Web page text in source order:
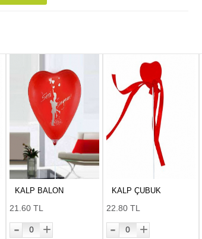
KALP BALON
21.60 TL
- 0 +
KALP ÇUBUK
22.80 TL
- 0 +